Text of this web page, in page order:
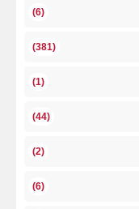
(6)
(381)
(1)
(44)
(2)
(6)